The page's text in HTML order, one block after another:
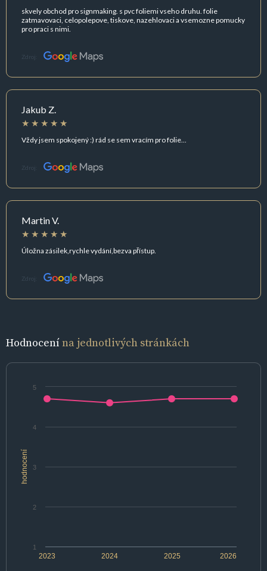
skvely obchod pro signmaking. s pvc foliemi vseho druhu. folie
zatmavovaci, celopolepove, tiskove, nazehlovaci a vsemozne pomucky
pro praci s nimi.
Zdroj:
Jakub Z.
Vždy jsem spokojený :) rád se sem vracím pro folie...
Zdroj:
Martin V.
Úložna zásilek,rychle vydání,bezva přístup.
Zdroj:
Hodnocenína jednotlivých stránkách
hodnocení
2024 2026
2023 2025
1
2
3
4
5